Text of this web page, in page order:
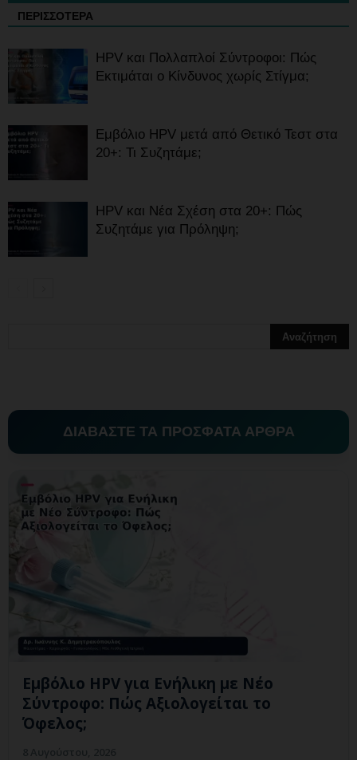
ΠΕΡΙΣΣΟΤΕΡΑ
HPV και Πολλαπλοί Σύντροφοι: Πώς
Εκτιμάται ο Κίνδυνος χωρίς Στίγμα;
Εμβόλιο HPV μετά από Θετικό Τεστ στα
20+: Τι Συζητάμε;
HPV και Νέα Σχέση στα 20+: Πώς
Συζητάμε για Πρόληψη;
ΔΙΑΒΑΣΤΕ ΤΑ ΠΡΟΣΦΑΤΑ ΑΡΘΡΑ
Εμβόλιο HPV για Ενήλικη με Νέο
Σύντροφο: Πώς Αξιολογείται το
Όφελος;